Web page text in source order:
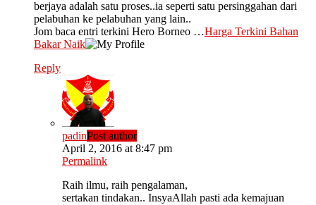
berjaya adalah satu proses..ia seperti satu persinggahan dari
pelabuhan ke pelabuhan yang lain..
Jom baca entri terkini Hero Borneo …Harga Terkini Bahan
Bakar Naik
Reply
padinPost author
April 2, 2016 at 8:47 pm
Permalink
Raih ilmu, raih pengalaman,
sertakan tindakan.. InsyaAllah pasti ada kemajuan